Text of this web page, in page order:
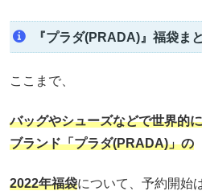
『プラダ(PRADA)』福袋ま
ここまで、
バッグやシューズなどで世界的
ブランド「プラダ(PRADA)」の
2022年福袋について、予約開始